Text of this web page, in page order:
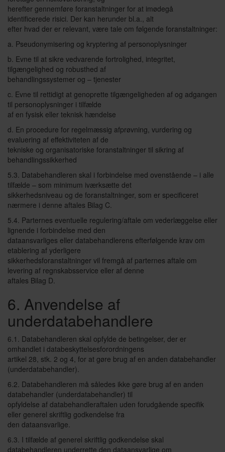
herefter gennemføre foranstaltninger for at imødegå
identificerede risici. Der kan herunder bl.a., alt
efter hvad der er relevant, være tale om følgende foranstaltninger:
a. Pseudonymisering og kryptering af personoplysninger
b. Evne til at sikre vedvarende fortrolighed, integritet,
tilgængelighed og robusthed af
behandlingssystemer og – tjenester
c. Evne til rettidigt at genoprette tilgængeligheden af og adgangen
til personoplysninger i tilfælde
af en fysisk eller teknisk hændelse
d. En procedure for regelmæssig afprøvning, vurdering og
evaluering af effektiviteten af de
tekniske og organisatoriske foranstaltninger til sikring af
behandlingssikkerhed
5.3. Databehandleren skal i forbindelse med ovenstående – i alle
tilfælde – som minimum iværksætte det
sikkerhedsniveau og de foranstaltninger, som er specificeret
nærmere i denne aftales Bilag C.
5.4. Parternes eventuelle regulering/aftale om vederlæggelse eller
lignende i forbindelse med den
dataansvarliges eller databehandlerens efterfølgende krav om
etablering af yderligere
sikkerhedsforanstaltninger vil fremgå af parternes aftale om
levering af regnskabsservice eller af denne
aftales Bilag D.
6. Anvendelse af
underdatabehandlere
6.1. Databehandleren skal opfylde de betingelser, der er
omhandlet i databeskyttelsesforordningens
artikel 28, stk. 2 og 4, for at gøre brug af en anden databehandler
(underdatabehandler).
6.2. Databehandleren må således ikke gøre brug af en anden
databehandler (underdatabehandler) til
opfyldelse af databehandleraftalen uden forudgående specifik
eller generel skriftlig godkendelse fra
den dataansvarlige.
6.3. I tilfælde af generel skriftlig godkendelse skal
databehandleren underrette den dataansvarlige om